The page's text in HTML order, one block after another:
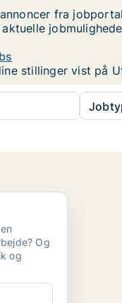
fra
stillinger vist på
Og
og